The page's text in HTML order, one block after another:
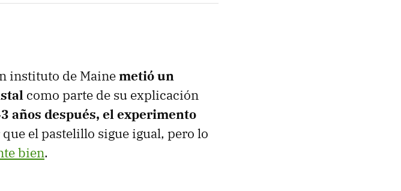
instituto de Mainemetió un
como parte de su explicación
años después, el experimento
el pastelillo sigue igual, pero lo
bien.